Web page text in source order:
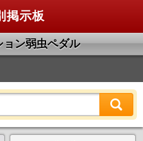
掲示板
ン弱虫ペダル